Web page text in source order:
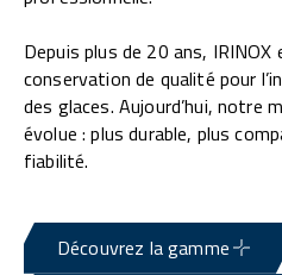
Depuis plus de 20 ans,
conservation de qualité pour
des glaces. Aujourd’hui, notre
évolue : plus durable, plus
fiabilité.
Découvrez la gamme